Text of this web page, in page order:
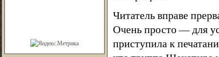
Читатель вправе
Очень просто — для
приступила к